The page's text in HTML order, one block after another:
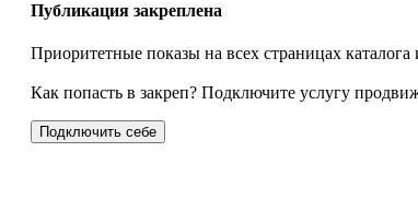
Публикация закреплена
Приоритетные показы на всех страницах
Как попасть в закреп? Подключите услугу
Подключить себе